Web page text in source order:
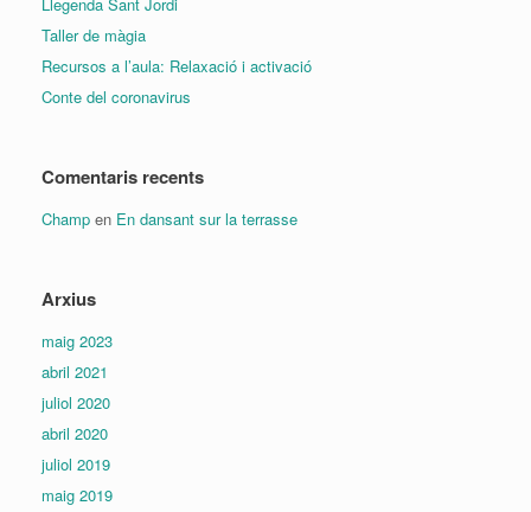
Taller de màgia
Recursos a l’aula: Relaxació i activació
Conte del coronavirus
Comentaris recents
Champ en En dansant sur la terrasse
Arxius
maig 2023
abril 2021
juliol 2020
abril 2020
juliol 2019
maig 2019